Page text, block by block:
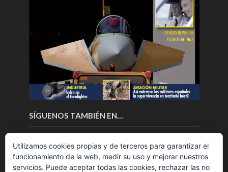
SÍGUENOS TAMBIÉN EN…
Utilizamos cookies propias y de terceros para garantizar el
funcionamiento de la web, medir su uso y mejorar nuestros
servicios. Puede aceptar todas las cookies, rechazar las no